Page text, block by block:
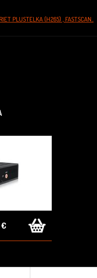
PLUSTELKA (H265) , FASTSCAN..
€